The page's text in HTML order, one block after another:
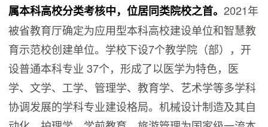
属本科高校分类考核中，位居同类院校之首。2021年
被省教育厅确定为应用型本科高校建设单位和智慧教
育示范校创建单位。学校下设7个教学院（部），开
设普通本科专业 37个，形成了以医学为特色，医
学、文学、工学、管理学、教育学、艺术学等多学科
协调发展的学科专业建设格局。机械设计制造及其自